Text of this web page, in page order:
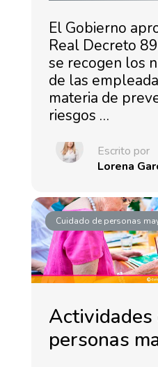
El Gobierno
Real Decreto
se recogen los
de las
materia de
riesgos …
Escrito por
Lorena
Cuidado de personas
Actividades
personas